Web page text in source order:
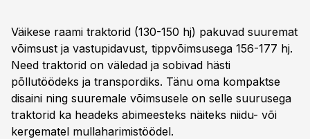
Väikese raami traktorid (130-150 hj) pakuvad suuremat
võimsust ja vastupidavust, tippvõimsusega 156-177 hj.
Need traktorid on väledad ja sobivad hästi
põllutöödeks ja transpordiks. Tänu oma kompaktse
disaini ning suuremale võimsusele on selle suurusega
traktorid ka headeks abimeesteks näiteks niidu- või
kergematel mullaharimistöödel.